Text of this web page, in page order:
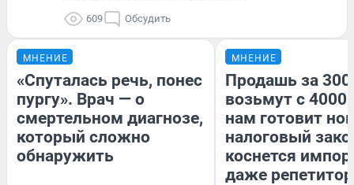
609 Обсудить
МНЕНИЕ
«Спуталась речь, понес
пургу». Врач — о
смертельном диагнозе,
который сложно
обнаружить
МНЕНИЕ
Продашь за
возьмут с
нам готовит
налоговый
коснется
даже